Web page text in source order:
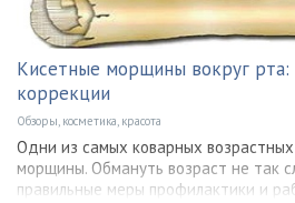
Кисетные морщины вокруг
коррекции
Обзоры, косметика, красота
Одни из самых коварных
морщины. Обмануть возраст не так
правильные меры профилактики и